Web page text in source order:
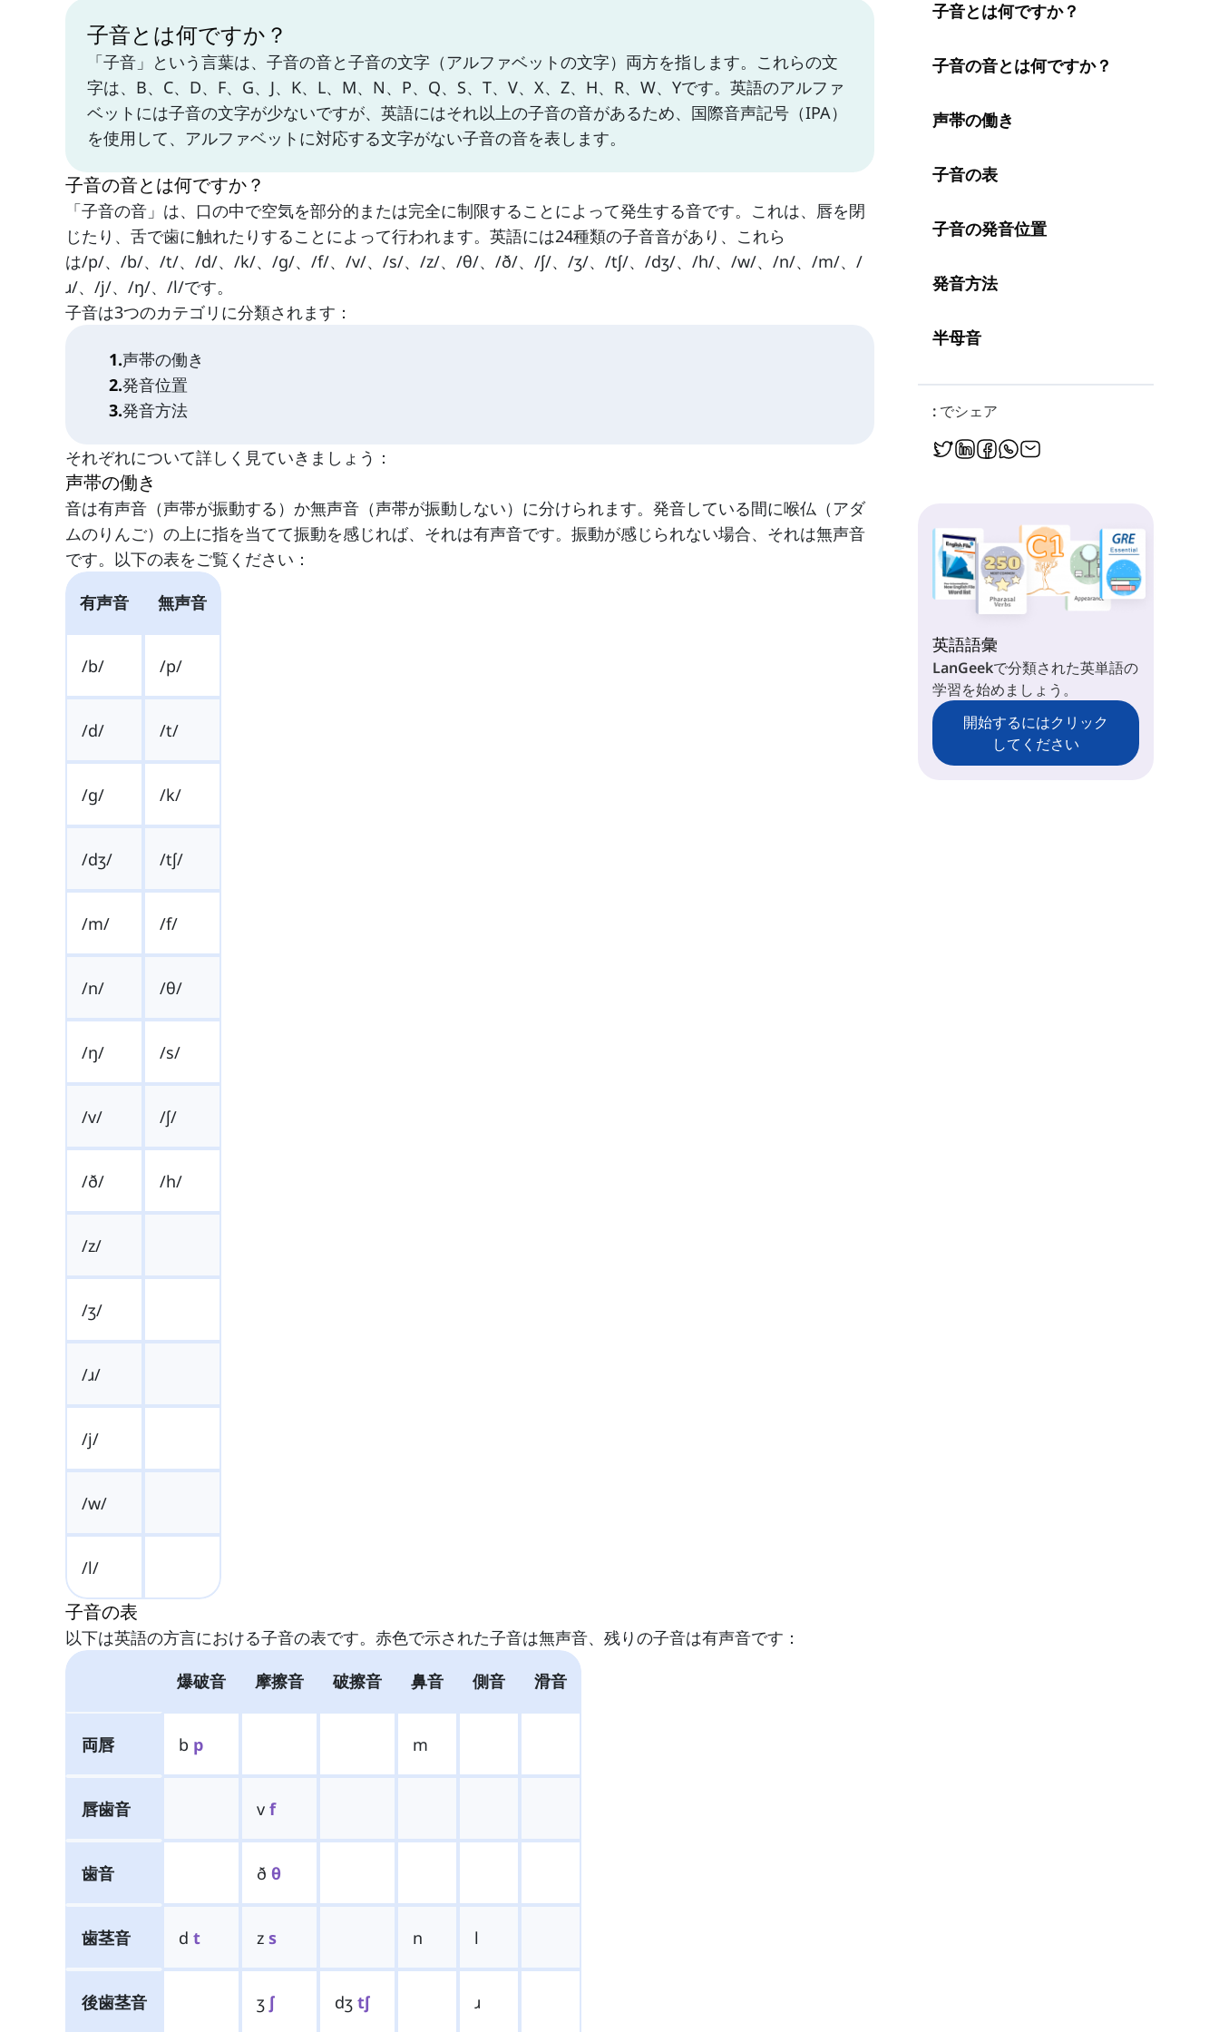
子音とは何ですか？
「子音」という言葉は、子音の音と子音の文字（アルファベットの文字）両方を指します。これらの文
字は、B、C、D、F、G、J、K、L、M、N、P、Q、S、T、V、X、Z、H、R、W、Yです。英語のアルファ
ベットには子音の文字が少ないですが、英語にはそれ以上の子音の音があるため、国際音声記号（IPA）
を使用して、アルファベットに対応する文字がない子音の音を表します。
子音の音とは何ですか？
「子音の音」は、口の中で空気を部分的または完全に制限することによって発生する音です。これは、唇を閉
じたり、舌で歯に触れたりすることによって行われます。英語には24種類の子音音があり、これら
は/p/、/b/、/t/、/d/、/k/、/g/、/f/、/v/、/s/、/z/、/θ/、/ð/、/ʃ/、/ʒ/、/tʃ/、/dʒ/、/h/、/w/、/n/、/m/、/
ɹ/、/j/、/ŋ/、/l/です。
子音は3つのカテゴリに分類されます：
1.声帯の働き
2.発音位置
3.発音方法
それぞれについて詳しく見ていきましょう：
声帯の働き
音は有声音（声帯が振動する）か無声音（声帯が振動しない）に分けられます。発音している間に喉仏（アダ
ムのりんご）の上に指を当てて振動を感じれば、それは有声音です。振動が感じられない場合、それは無声音
です。以下の表をご覧ください：
有声音
無声音
/b/ /p/
/d/ /t/
/g/ /k/
/dʒ/ /tʃ/
/m/ /f/
/n/ /θ/
/ŋ/ /s/
/v/ /ʃ/
/ð/ /h/
/z/
/ʒ/
/ɹ/
/j/
/w/
/l/
子音の表
以下は英語の方言における子音の表です。赤色で示された子音は無声音、残りの子音は有声音です：
爆破音
摩擦音 破擦音 鼻音 側音 滑音
両唇 b p m
唇歯音 v f
歯音 ð θ
歯茎音 d t z s n l
後歯茎音 ʒ ʃ dʒ tʃ ɹ
子音とは何ですか？
子音の音とは何ですか？
声帯の働き
子音の表
子音の発音位置
発音方法
半母音
: でシェア
英語語彙
LanGeekで分類された英単語の
学習を始めましょう。
開始するにはクリック
してください